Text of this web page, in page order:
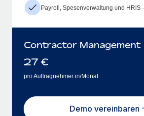
Payroll, Spesenverwaltung und HRIS
Contractor Management
27 €
pro Auftragnehmer:in/Monat
Demo vereinbaren